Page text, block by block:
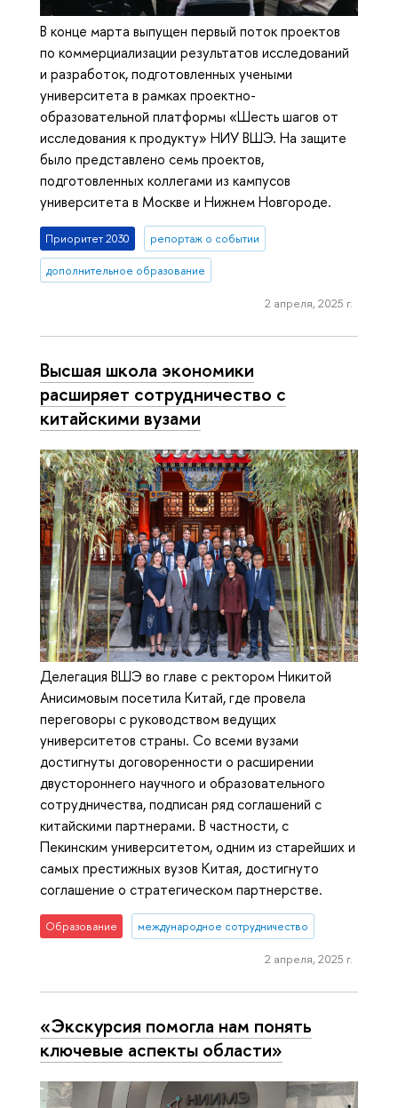
В конце марта выпущен первый поток проектов
по коммерциализации результатов исследований
и разработок, подготовленных учеными
университета в рамках проектно-
образовательной платформы «Шесть шагов от
исследования к продукту» НИУ ВШЭ. На защите
было представлено семь проектов,
подготовленных коллегами из кампусов
университета в Москве и Нижнем Новгороде.
Приоритет 2030 репортаж о событии
дополнительное образование
2 апреля, 2025 г.
Высшая школа экономики
расширяет сотрудничество с
китайскими вузами
Делегация ВШЭ во главе с ректором Никитой
Анисимовым посетила Китай, где провела
переговоры с руководством ведущих
университетов страны. Со всеми вузами
достигнуты договоренности о расширении
двустороннего научного и образовательного
сотрудничества, подписан ряд соглашений с
китайскими партнерами. В частности, с
Пекинским университетом, одним из старейших и
самых престижных вузов Китая, достигнуто
соглашение о стратегическом партнерстве.
Образование международное сотрудничество
2 апреля, 2025 г.
«Экскурсия помогла нам понять
ключевые аспекты области»